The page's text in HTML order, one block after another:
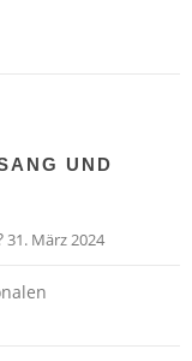
UND
31. März 2024